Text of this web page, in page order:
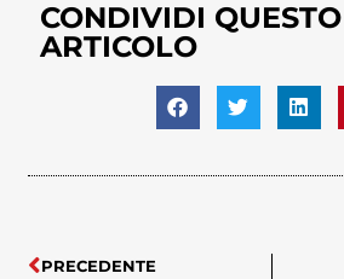
CONDIVIDI QUESTO
ARTICOLO
PRECEDENTE